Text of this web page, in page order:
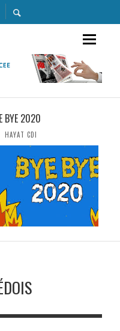
BYE 2020
HAYAT CDI